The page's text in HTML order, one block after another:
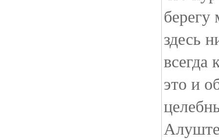
берегу
здесь
это и